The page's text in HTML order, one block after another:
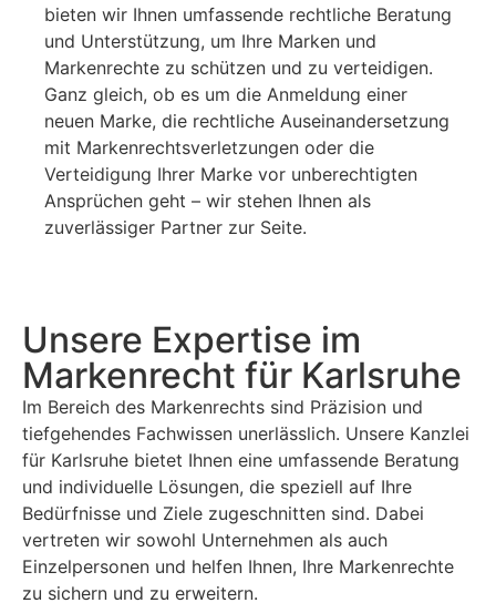
bieten wir Ihnen umfassende rechtliche Beratung
und Unterstützung, um Ihre Marken und
Markenrechte zu schützen und zu verteidigen.
Ganz gleich, ob es um die Anmeldung einer
neuen Marke, die rechtliche Auseinandersetzung
mit Markenrechtsverletzungen oder die
Verteidigung Ihrer Marke vor unberechtigten
Ansprüchen geht – wir stehen Ihnen als
zuverlässiger Partner zur Seite.
Unsere Expertise im
Markenrecht für Karlsruhe
Im Bereich des Markenrechts sind Präzision und
tiefgehendes Fachwissen unerlässlich. Unsere Kanzlei
für Karlsruhe bietet Ihnen eine umfassende Beratung
und individuelle Lösungen, die speziell auf Ihre
Bedürfnisse und Ziele zugeschnitten sind. Dabei
vertreten wir sowohl Unternehmen als auch
Einzelpersonen und helfen Ihnen, Ihre Markenrechte
zu sichern und zu erweitern.